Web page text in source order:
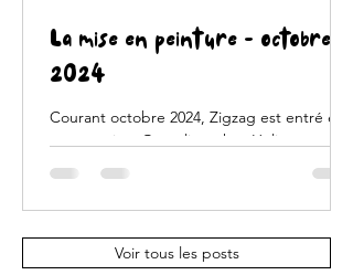
La mise en peinture - octobre
2024
Courant octobre 2024, Zigzag est entré en
carrosserie à Gosselies, chez Heliex pour la
mise en peinture ..... Il est jaune
Voir tous les posts